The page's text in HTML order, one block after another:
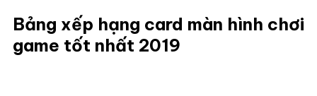
Bảng xếp hạng card màn hình chơi
game tốt nhất 2019